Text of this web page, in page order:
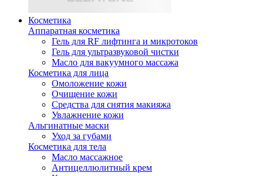
Косметика
Аппаратная косметика
Гель для RF лифтинга и микротоков
Гель для ультразвуковой чистки
Масло для вакуумного массажа
Косметика для лица
Омоложение кожи
Очищение кожи
Средства для снятия макияжа
Увлажнение кожи
Альгинатные маски
Уход за губами
Косметика для тела
Масло массажное
Антицеллюлитный крем